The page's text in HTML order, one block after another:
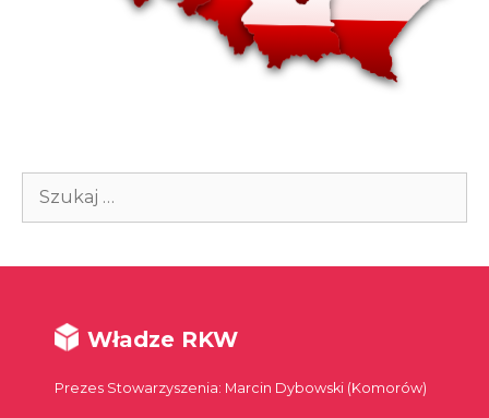
Szukaj:
Władze RKW
Prezes Stowarzyszenia: Marcin Dybowski (Komorów)